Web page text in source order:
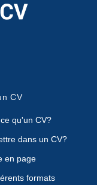
CV
qu'un CV?
dans un CV?
en page
formats